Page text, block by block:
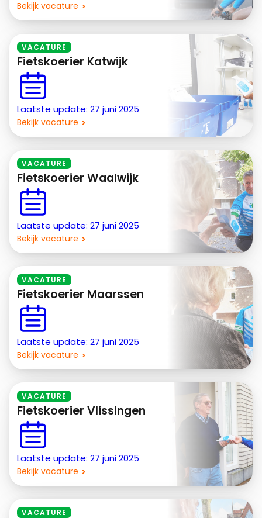
Bekijk vacature
VACATURE
Fietskoerier Katwijk
Laatste update: 27 juni 2025
Bekijk vacature
VACATURE
Fietskoerier Waalwijk
Laatste update: 27 juni 2025
Bekijk vacature
VACATURE
Fietskoerier Maarssen
Laatste update: 27 juni 2025
Bekijk vacature
VACATURE
Fietskoerier Vlissingen
Laatste update: 27 juni 2025
Bekijk vacature
VACATURE